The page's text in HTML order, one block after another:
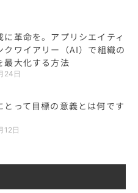
に革命を。アプリシエイティ
クワイアリー（AI）で組織の
最大化する方法
24日
とって目標の意義とは何です
12日